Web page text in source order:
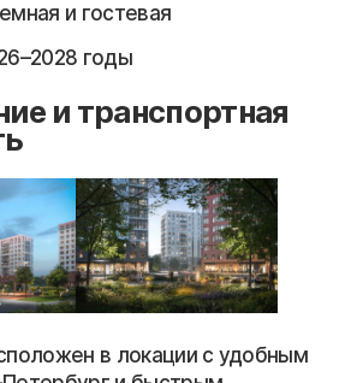
и гостевая
годы
и транспортная
в локации с удобным